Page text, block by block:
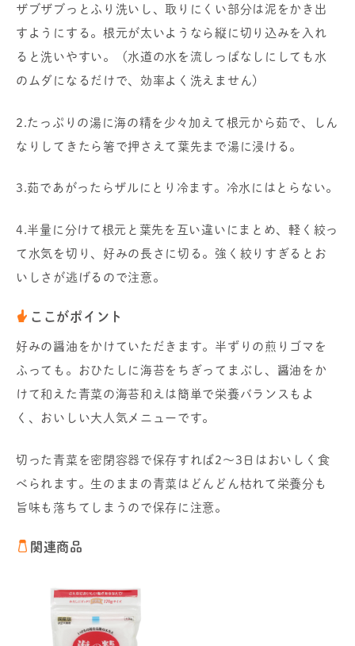
ザブザブっとふり洗いし、取りにくい部分は泥をかき出
すようにする。根元が太いようなら縦に切り込みを入れ
ると洗いやすい。（水道の水を流しっぱなしにしても水
のムダになるだけで、効率よく洗えません）
2.たっぷりの湯に海の精を少々加えて根元から茹で、しん
なりしてきたら箸で押さえて葉先まで湯に浸ける。
3.茹であがったらザルにとり冷ます。冷水にはとらない。
4.半量に分けて根元と葉先を互い違いにまとめ、軽く絞っ
て水気を切り、好みの長さに切る。強く絞りすぎるとお
いしさが逃げるので注意。
ここがポイント
好みの醤油をかけていただきます。半ずりの煎りゴマを
ふっても。おひたしに海苔をちぎってまぶし、醤油をか
けて和えた青菜の海苔和えは簡単で栄養バランスもよ
く、おいしい大人気メニューです。
切った青菜を密閉容器で保存すれば2～3日はおいしく食
べられます。生のままの青菜はどんどん枯れて栄養分も
旨味も落ちてしまうので保存に注意。
関連商品